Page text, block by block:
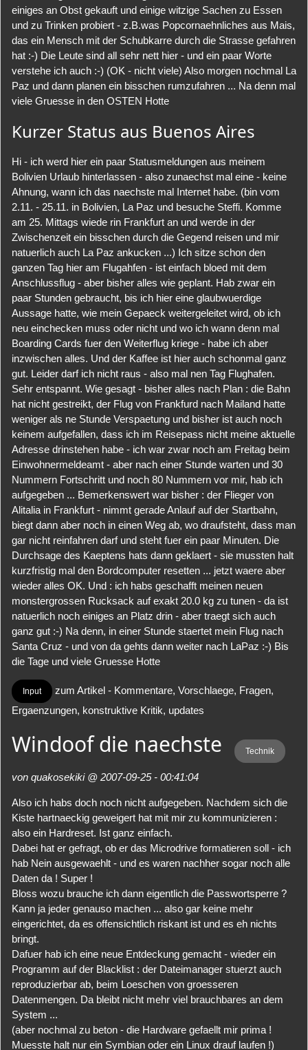
einiges an Obst gekauft und einige witzige Sachen zu Essen
und zu Trinken probiert - z.B.was Popcornaehnliches aus Mais,
das ein Mensch mit der Schubkarre durch die Strasse gefahren
hat :-) Die Leute sind all sehr nett hier - und ein paar Worte
verstehe ich auch :-) (OK - nicht viele) Also morgen nochmal La
Paz und dann planen ein bisschen rumzufahren ... Na denn mal
viele Gruesse in den OSTEN Hotte
Kurzer Status aus Buenos Aires
Hi - ich werd hier ein paar Statusmeldungen aus meinem
Bolivien Urlaub hinterlassen - also zunaechst mal eine - keine
Ahnung, wann ich das naechste mal Internet habe. (bin vom
2.11. - 25.11. in Bolivien, La Paz und besuche Steffi. Komme
am 25. Mittags wiede rin Frankfurt an und werde in der
Zwischenzeit ein bisschen durch die Gegend reisen und mir
natuerlich auch La Paz ankucken ...) Ich sitze schon den
ganzen Tag hier am Flugahfen - ist einfach bloed mit dem
Anschlussflug - aber bisher alles wie geplant. Hab zwar ein
paar Stunden gebraucht, bis ich hier eine glaubwuerdige
Aussage hatte, wie mein Gepaeck weitergeleitet wird, ob ich
neu einchecken muss oder nicht und wo ich wann denn mal
Boarding Cards fuer den Weiterflug kriege - habe ich aber
inzwischen alles. Und der Kaffee ist hier auch schonmal ganz
gut. Leider darf ich nicht raus - also mal nen Tag Flughafen.
Sehr entspannt. Wie gesagt - bisher alles nach Plan : die Bahn
hat nicht gestreikt, der Flug von Frankfurd nach Mailand hatte
weniger als ne Stunde Verspaetung und bisher ist auch noch
keinem aufgefallen, dass ich im Reisepass nicht meine aktuelle
Adresse drinstehen habe - ich war zwar noch am Freitag beim
Einwohnermeldeamt - aber nach einer Stunde warten und 30
Nummern Fortschritt und noch 80 Nummern vor mir, hab ich
aufgegeben ... Bemerkenswert war bisher : der Flieger von
Alitalia in Frankfurt - nimmt gerade Anlauf auf der Startbahn,
biegt dann aber noch in einen Weg ab, wo draufsteht, dass man
gar nicht reinfahren darf und steht fuer ein paar Minuten. Die
Durchsage des Kaeptens hats dann geklaert - sie mussten halt
kurzfristig mal den Bordcomputer resetten ... jetzt waere aber
wieder alles OK. Und : ich habs geschafft meinen neuen
monstergrossen Rucksack auf exakt 20.0 kg zu tunen - da ist
natuerlich noch einiges an Platz drin - aber traegt sich auch
ganz gut :-) Na denn, in einer Stunde staertet mein Flug nach
Santa Cruz - und von da gehts dann weiter nach LaPaz :-) Bis
die Tage und viele Gruesse Hotte
Input
zum Artikel - Kommentare, Vorschlaege, Fragen,
Ergaenzungen, konstruktive Kritik, updates
Technik
Windoof die naechste
von quakosekiki @ 2007-09-25 - 00:41:04
Also ich habs doch noch nicht aufgegeben. Nachdem sich die
Kiste hartnaeckig geweigert hat mit mir zu kommunizieren :
also ein Hardreset. Ist ganz einfach.
Dabei hat er gefragt, ob er das Microdrive formatieren soll - ich
hab Nein ausgewaehlt - und es waren nachher sogar noch alle
Daten da ! Super !
Bloss wozu brauche ich dann eigentlich die Passwortsperre ?
Kann ja jeder genauso machen ... also gar keine mehr
eingerichtet, da es offensichtlich riskant ist und es eh nichts
bringt.
Dafuer hab ich eine neue Entdeckung gemacht - wieder ein
Programm auf der Blacklist : der Dateimanager stuerzt auch
reproduzierbar ab, beim Loeschen von groesseren
Datenmengen. Da bleibt nicht mehr viel brauchbares an dem
System ...
(aber nochmal zu beton - die Hardware gefaellt mir prima !
Muesste halt nur ein Symbian oder ein Linux drauf laufen !)